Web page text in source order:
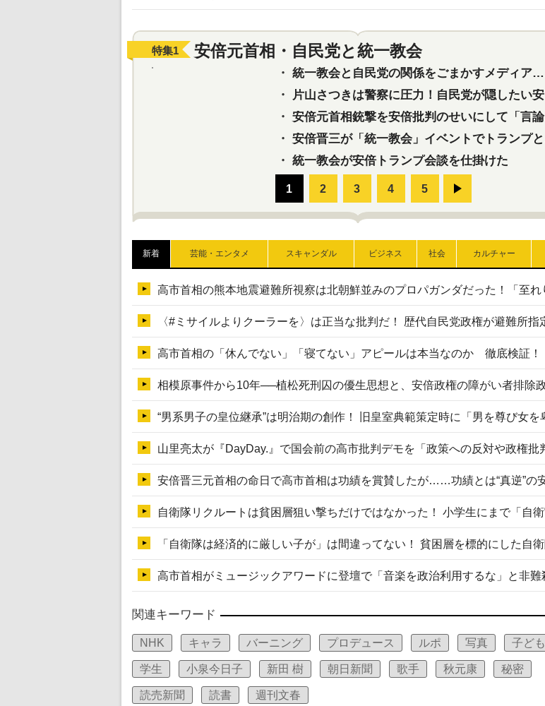
特集1 安倍元首相・自民党と統一教会
・ 統一教会と自民党の関係をごまかすメディア…民放は有田芳生に発言自粛を要求
・
片山さつきは警察に圧力！自民党が隠したい安倍元首相と統一教会の深い関係
・ 安倍元首相銃撃を安倍批判のせいにして「言論封殺」に利用する自民党応援団
・ 安倍晋三が「統一教会」イベントでトランプと演説！同性婚や夫婦別姓を攻撃
・ 統一教会が安倍トランプ会談を仕掛けた
新着 芸能・エンタメ スキャンダル ビジネス 社会 カルチャー
関連キーワード
NHK キャラ バーニング プロデュース ルポ 写真 子ども
学生 小泉今日子 新田 樹 朝日新聞 歌手 秋元康 秘密
読売新聞 読書 週刊文春